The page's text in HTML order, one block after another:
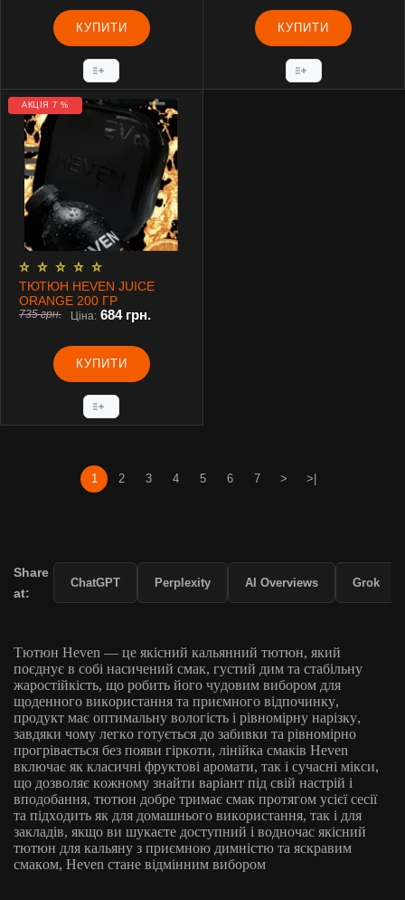
КУПИТИ КУПИТИ
АКЦІЯ 7 %
ТЮТЮН HEVEN JUICE
ORANGE 200 ГР
735 грн. Ціна: 684 грн.
КУПИТИ
1 2 3 4 5 6 7 > >|
Share
at:
ChatGPT Perplexity AI Overviews Grok
Тютюн Heven — це якісний кальянний тютюн, який
поєднує в собі насичений смак, густий дим та стабільну
жаростійкість, що робить його чудовим вибором для
щоденного використання та приємного відпочинку,
продукт має оптимальну вологість і рівномірну нарізку,
завдяки чому легко готується до забивки та рівномірно
прогрівається без появи гіркоти, лінійка смаків Heven
включає як класичні фруктові аромати, так і сучасні мікси,
що дозволяє кожному знайти варіант під свій настрій і
вподобання, тютюн добре тримає смак протягом усієї сесії
та підходить як для домашнього використання, так і для
закладів, якщо ви шукаєте доступний і водночас якісний
тютюн для кальяну з приємною димністю та яскравим
смаком, Heven стане відмінним вибором